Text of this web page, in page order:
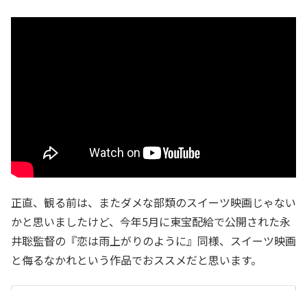
正直、観る前は、またダメな部類のスイーツ映画じゃない
かと思いましたけど、今年5月に東宝配給で公開された永
井聡監督の『恋は雨上がりのように』同様、スイーツ映画
と侮るなかれという作品でおススメだと思います。